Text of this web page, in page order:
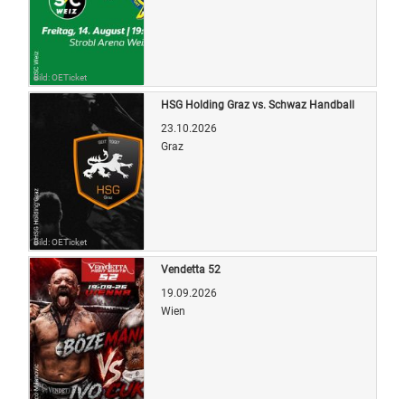
Bild: OETicket
Bild: OETicket
HSG Holding Graz vs. Schwaz Handball
23.10.2026
Graz
Vendetta 52
19.09.2026
Wien